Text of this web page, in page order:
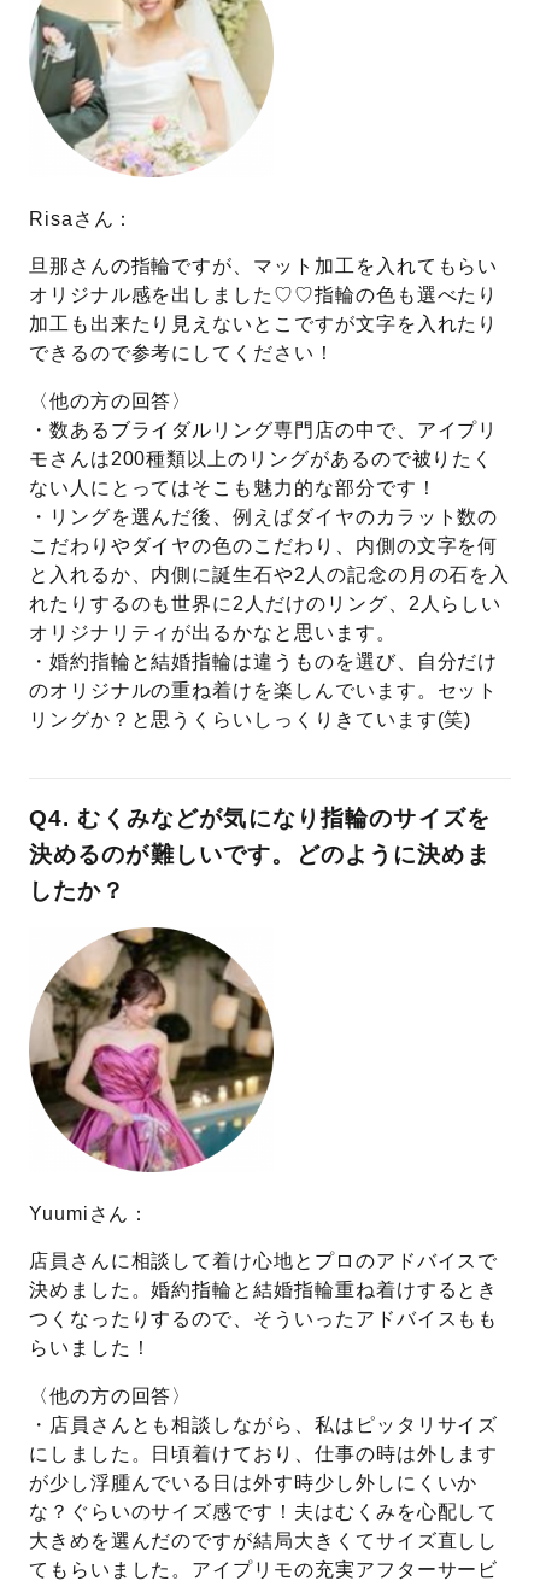
Risaさん：
旦那さんの指輪ですが、マット加工を入れてもらい
オリジナル感を出しました♡♡指輪の色も選べたり
加工も出来たり見えないとこですが文字を入れたり
できるので参考にしてください！
〈他の方の回答〉
・数あるブライダルリング専門店の中で、アイプリ
モさんは200種類以上のリングがあるので被りたく
ない人にとってはそこも魅力的な部分です！
・リングを選んだ後、例えばダイヤのカラット数の
こだわりやダイヤの色のこだわり、内側の文字を何
と入れるか、内側に誕生石や2人の記念の月の石を入
れたりするのも世界に2人だけのリング、2人らしい
オリジナリティが出るかなと思います。
・婚約指輪と結婚指輪は違うものを選び、自分だけ
のオリジナルの重ね着けを楽しんでいます。セット
リングか？と思うくらいしっくりきています(笑)
Q4. むくみなどが気になり指輪のサイズを
決めるのが難しいです。どのように決めま
したか？
Yuumiさん：
店員さんに相談して着け心地とプロのアドバイスで
決めました。婚約指輪と結婚指輪重ね着けするとき
つくなったりするので、そういったアドバイスもも
らいました！
〈他の方の回答〉
・店員さんとも相談しながら、私はピッタリサイズ
にしました。日頃着けており、仕事の時は外します
が少し浮腫んでいる日は外す時少し外しにくいか
な？ぐらいのサイズ感です！夫はむくみを心配して
大きめを選んだのですが結局大きくてサイズ直しし
てもらいました。アイプリモの充実アフターサービ